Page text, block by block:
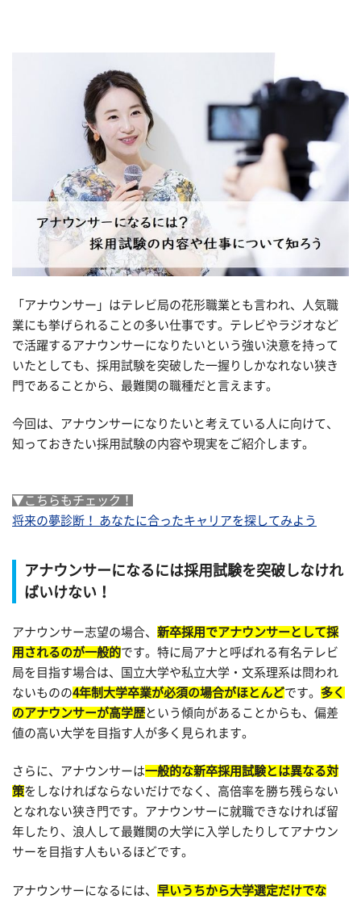
「アナウンサー」はテレビ局の花形職業とも言われ、人気職
業にも挙げられることの多い仕事です。テレビやラジオなど
で活躍するアナウンサーになりたいという強い決意を持って
いたとしても、採用試験を突破した一握りしかなれない狭き
門であることから、最難関の職種だと言えます。
今回は、アナウンサーになりたいと考えている人に向けて、
知っておきたい採用試験の内容や現実をご紹介します。
▼こちらもチェック！
将来の夢診断！ あなたに合ったキャリアを探してみよう
アナウンサーになるには採用試験を突破しなけれ
ばいけない！
アナウンサー志望の場合、 新卒採用でアナウンサーとして採
用されるのが一般的です。特に局アナと呼ばれる有名テレビ
局を目指す場合は、国立大学や私立大学・文系理系は問われ
ないものの4年制大学卒業が必須の場合がほとんどです。 多く
のアナウンサーが高学歴という傾向があることからも、偏差
値の高い大学を目指す人が多く見られます。
さらに、アナウンサーは一般的な新卒採用試験とは異なる対
策をしなければならないだけでなく、高倍率を勝ち残らない
となれない狭き門です。アナウンサーに就職できなければ留
年したり、浪人して最難関の大学に入学したりしてアナウン
サーを目指す人もいるほどです。
アナウンサーになるには、 早いうちから大学選定だけでな